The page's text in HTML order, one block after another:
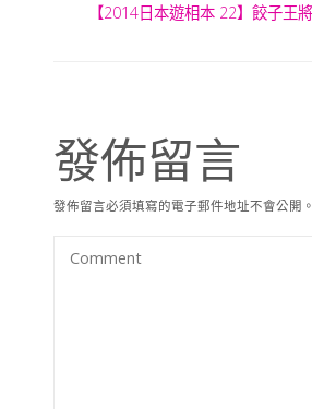
【2014日本遊相本 22】餃子王
發佈留言
發佈留言必須填寫的電子郵件地址不會公開。